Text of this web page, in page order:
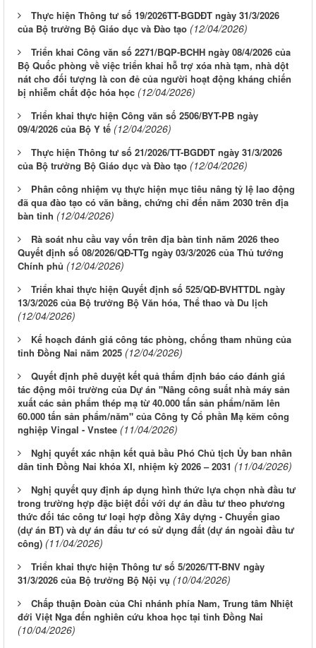
Thực hiện Thông tư số 19/2026TT-BGDĐT ngày 31/3/2026
của Bộ trưởng Bộ Giáo dục và Đào tạo (12/04/2026)
Triển khai Công văn số 2271/BQP-BCHH ngày 08/4/2026 của
Bộ Quốc phòng về việc triển khai hỗ trợ xóa nhà tạm, nhà dột
nát cho đối tượng là con đẻ của người hoạt động kháng chiến
bị nhiễm chất độc hóa học (12/04/2026)
Triển khai thực hiện Công văn số 2506/BYT-PB ngày
09/4/2026 của Bộ Y tế (12/04/2026)
Thực hiện Thông tư số 21/2026/TT-BGDĐT ngày 31/3/2026
của Bộ trưởng Bộ Giáo dục và Đào tạo (12/04/2026)
Phân công nhiệm vụ thực hiện mục tiêu nâng tỷ lệ lao động
đã qua đào tạo có văn bằng, chứng chỉ đến năm 2030 trên địa
bàn tỉnh (12/04/2026)
Rà soát nhu cầu vay vốn trên địa bàn tỉnh năm 2026 theo
Quyết định số 08/2026/QĐ-TTg ngày 03/3/2026 của Thủ tướng
Chính phủ (12/04/2026)
Triển khai thực hiện Quyết định số 525/QĐ-BVHTTDL ngày
13/3/2026 của Bộ trưởng Bộ Văn hóa, Thể thao và Du lịch
(12/04/2026)
Kế hoạch đánh giá công tác phòng, chống tham nhũng của
tỉnh Đồng Nai năm 2025 (12/04/2026)
Quyết định phê duyệt kết quả thẩm định báo cáo đánh giá
tác động môi trường của Dự án "Nâng công suất nhà máy sản
xuất các sản phẩm thép mạ từ 40.000 tấn sản phẩm/năm lên
60.000 tấn sản phẩm/năm" của Công ty Cổ phần Mạ kẽm công
nghiệp Vingal - Vnstee (11/04/2026)
Nghị quyết xác nhận kết quả bầu Phó Chủ tịch Ủy ban nhân
dân tỉnh Đồng Nai khóa XI, nhiệm kỳ 2026 – 2031 (11/04/2026)
Nghị quyết quy định áp dụng hình thức lựa chọn nhà đầu tư
trong trường hợp đặc biệt đối với dự án đầu tư theo phương
thức đối tác công tư loại hợp đồng Xây dựng - Chuyển giao
(dự án BT) và dự án đẩu tư có sử dụng đất (dự án ngoài đầu tư
công) (11/04/2026)
Triển khai thực hiện Thông tư số 5/2026/TT-BNV ngày
31/3/2026 của Bộ trưởng Bộ Nội vụ (10/04/2026)
Chấp thuận Đoàn của Chi nhánh phía Nam, Trung tâm Nhiệt
đới Việt Nga đến nghiên cứu khoa học tại tỉnh Đồng Nai
(10/04/2026)